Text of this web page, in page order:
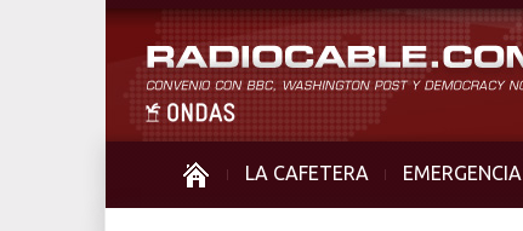
LA CAFETERA